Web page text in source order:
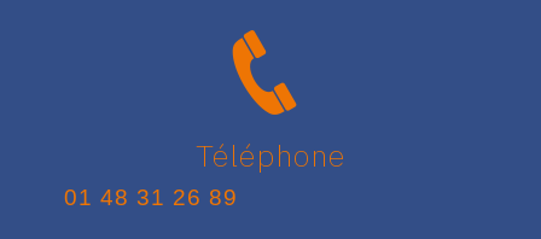
Téléphone
01 48 31 26 89